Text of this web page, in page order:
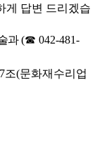
게 답변 드리겠습
과(☎ 042-481-
조(문화재수리업